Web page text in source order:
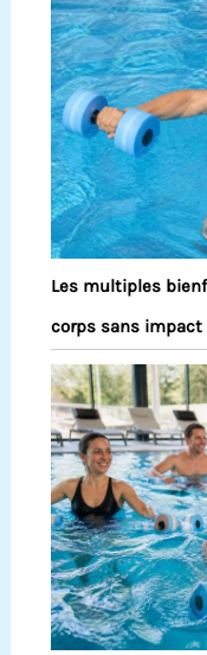
Les multiples
corps sans